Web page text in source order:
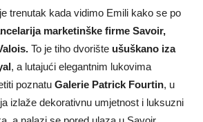
trenutak kada vidimo Emili kako se po
marketinške firme Savoir,
To je tiho dvorište ušuškano iza
, a lutajući elegantnim lukovima
poznatu Galerie Patrick Fourtin, u
izlaže dekorativnu umjetnost i luksuzni